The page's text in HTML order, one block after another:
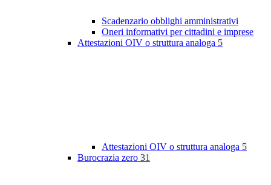
Scadenzario obblighi amministrativi
Oneri informativi per cittadini e imprese
Attestazioni OIV o struttura analoga 5
Attestazioni OIV o struttura analoga 5
Burocrazia zero 31